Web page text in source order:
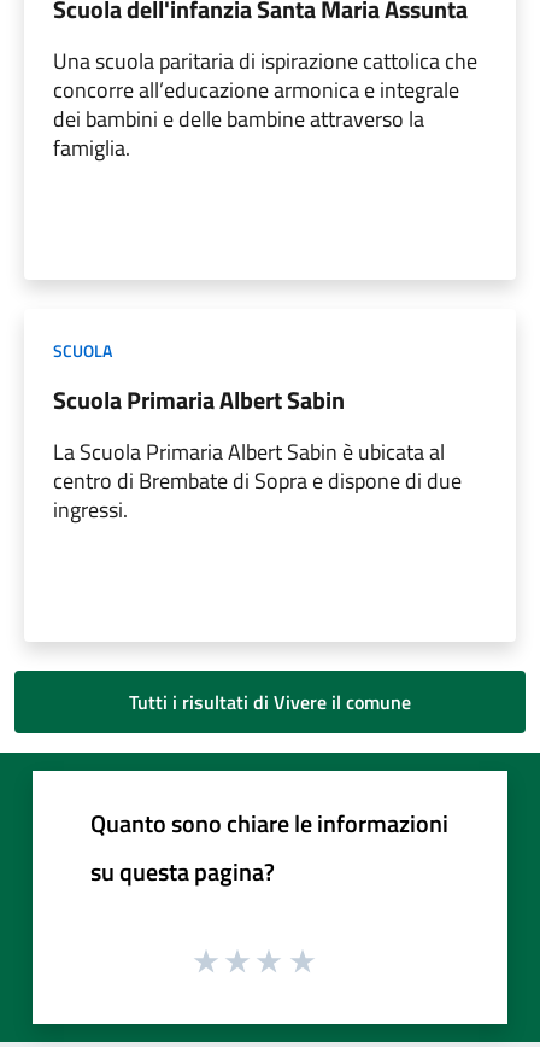
Scuola dell'infanzia Santa Maria Assunta
Una scuola paritaria di ispirazione cattolica che
concorre all’educazione armonica e integrale
dei bambini e delle bambine attraverso la
famiglia.
SCUOLA
Scuola Primaria Albert Sabin
La Scuola Primaria Albert Sabin è ubicata al
centro di Brembate di Sopra e dispone di due
ingressi.
Tutti i risultati di Vivere il comune
Quanto sono chiare le informazioni
su questa pagina?